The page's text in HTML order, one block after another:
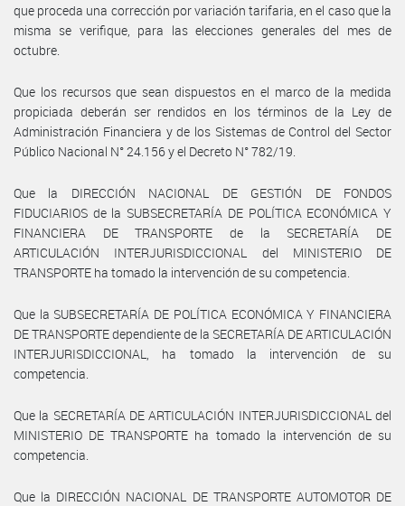
que proceda una corrección por variación tarifaria, en el caso que la
misma se verifique, para las elecciones generales del mes de
octubre.
Que los recursos que sean dispuestos en el marco de la medida
propiciada deberán ser rendidos en los términos de la Ley de
Administración Financiera y de los Sistemas de Control del Sector
Público Nacional N° 24.156 y el Decreto N° 782/19.
Que la DIRECCIÓN NACIONAL DE GESTIÓN DE FONDOS
FIDUCIARIOS de la SUBSECRETARÍA DE POLÍTICA ECONÓMICA Y
FINANCIERA DE TRANSPORTE de la SECRETARÍA DE
ARTICULACIÓN INTERJURISDICCIONAL del MINISTERIO DE
TRANSPORTE ha tomado la intervención de su competencia.
Que la SUBSECRETARÍA DE POLÍTICA ECONÓMICA Y FINANCIERA
DE TRANSPORTE dependiente de la SECRETARÍA DE ARTICULACIÓN
INTERJURISDICCIONAL, ha tomado la intervención de su
competencia.
Que la SECRETARÍA DE ARTICULACIÓN INTERJURISDICCIONAL del
MINISTERIO DE TRANSPORTE ha tomado la intervención de su
competencia.
Que la DIRECCIÓN NACIONAL DE TRANSPORTE AUTOMOTOR DE